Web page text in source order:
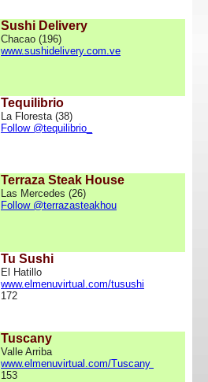
Sushi Delivery
Chacao (196)
www.sushidelivery.com.ve
Tequilibrio
La Floresta (38)
Follow @tequilibrio_
Terraza Steak House
Las Mercedes (26)
Follow @terrazasteakhou
Tu Sushi
El Hatillo
www.elmenuvirtual.com/tusushi
172
Tuscany
Valle Arriba
www.elmenuvirtual.com/Tuscany
153